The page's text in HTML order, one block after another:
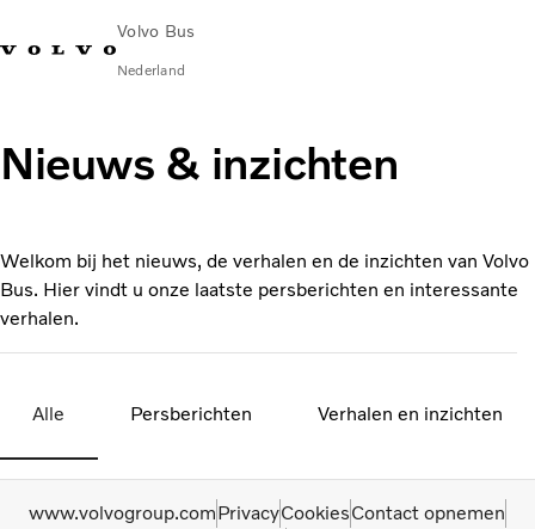
Volvo Bus
Nederland
Services
Waarom Volvo?
Nieuws en verhalen
Contact
Nieuws & inzichten
Welkom bij het nieuws, de verhalen en de inzichten van Volvo
Bus. Hier vindt u onze laatste persberichten en interessante
verhalen.
Alle Persberichten Verhalen en inzichten
www.volvogroup.comPrivacyCookiesContact opnemen